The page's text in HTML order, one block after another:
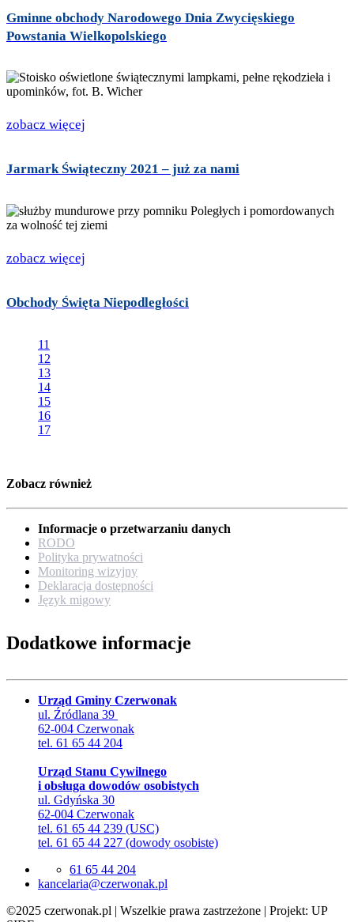
Gminne obchody Narodowego Dnia Zwycięskiego
Powstania Wielkopolskiego
zobacz więcej
Jarmark Świąteczny 2021 – już za nami
zobacz więcej
Obchody Święta Niepodległości
11
12
13
14
15
16
17
Zobacz również
Informacje o przetwarzaniu danych
RODO
Polityka prywatności
Monitoring wizyjny
Deklaracja dostępności
Język migowy
Dodatkowe informacje
Urząd Gminy Czerwonak
ul. Źródlana 39
62-004 Czerwonak
tel. 61 65 44 204
Urząd Stanu Cywilnego
i obsługa dowodów osobistych
ul. Gdyńska 30
62-004 Czerwonak
tel. 61 65 44 239 (USC)
tel. 61 65 44 227 (dowody osobiste)
61 65 44 204
lp.kanowrezc@airalecnak
©2025 czerwonak.pl | Wszelkie prawa zastrzeżone | Projekt: UP